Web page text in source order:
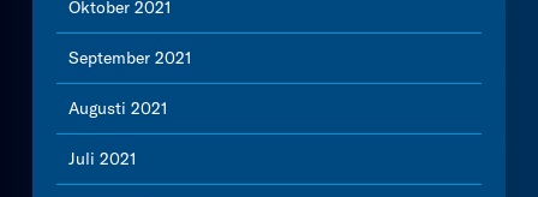
Oktober 2021
September 2021
Augusti 2021
Juli 2021